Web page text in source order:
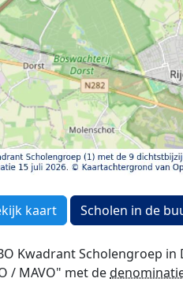
kaart Scholen in de
Kwadrant Scholengroep
/ MAVO" met de